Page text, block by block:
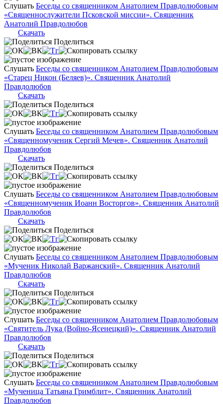
Слушать Беседы со священником Анатолием Правдолюбовым
«Священнослужители Псковской миссии». Священник
Анатолий Правдолюбов
Скачать
Поделиться
Слушать Беседы со священником Анатолием Правдолюбовым
«Старец Никон (Беляев)». Священник Анатолий
Правдолюбов
Скачать
Поделиться
Слушать Беседы со священником Анатолием Правдолюбовым
«Священномученик Сергий Мечев». Священник Анатолий
Правдолюбов
Скачать
Поделиться
Слушать Беседы со священником Анатолием Правдолюбовым
«Священномученик Иоанн Восторгов». Священник Анатолий
Правдолюбов
Скачать
Поделиться
Слушать Беседы со священником Анатолием Правдолюбовым
«Мученик Николай Варжанский». Священник Анатолий
Правдолюбов
Скачать
Поделиться
Слушать Беседы со священником Анатолием Правдолюбовым
«Святитель Лука (Войно-Ясенецкий)». Священник Анатолий
Правдолюбов
Скачать
Поделиться
Слушать Беседы со священником Анатолием Правдолюбовым
«Мученица Татьяна Гримблит». Священник Анатолий
Правдолюбов